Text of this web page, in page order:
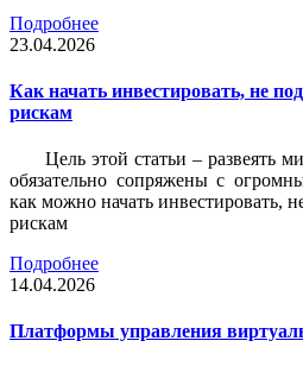
Подробнее
23.04.2026
Как начать инвестировать, не
рискам
Цель этой статьи – развеять
обязательно сопряжены с
как можно начать инвестировать,
рискам
Подробнее
14.04.2026
Платформы управления